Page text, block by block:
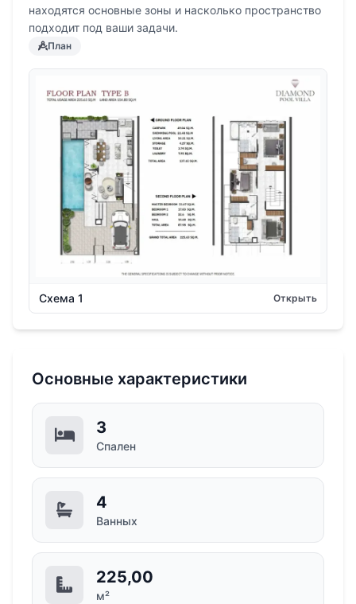
находятся основные зоны и насколько пространство
подходит под ваши задачи.
План
Схема 1 Открыть
Основные характеристики
3
Спален
4
Ванных
225,00
м²